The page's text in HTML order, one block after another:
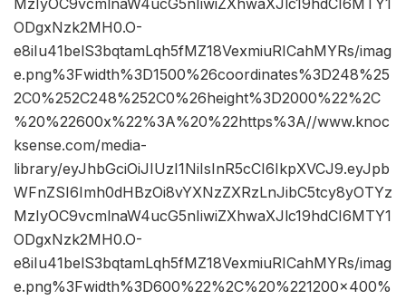
MzIyOC9vcmlnaW4ucG5nIiwiZXhwaXJlc19hdCI6MTY1
ODgxNzk2MH0.O-
e8iIu41belS3bqtamLqh5fMZ18VexmiuRICahMYRs/imag
e.png%3Fwidth%3D1500%26coordinates%3D248%25
2C0%252C248%252C0%26height%3D2000%22%2C
%20%22600x%22%3A%20%22https%3A//www.knoc
ksense.com/media-
library/eyJhbGciOiJIUzI1NiIsInR5cCI6IkpXVCJ9.eyJpb
WFnZSI6Imh0dHBzOi8vYXNzZXRzLnJibC5tcy8yOTYz
MzIyOC9vcmlnaW4ucG5nIiwiZXhwaXJlc19hdCI6MTY1
ODgxNzk2MH0.O-
e8iIu41belS3bqtamLqh5fMZ18VexmiuRICahMYRs/imag
e.png%3Fwidth%3D600%22%2C%20%221200×400%